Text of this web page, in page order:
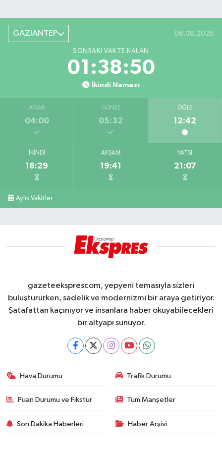
GAZİANTEP 06.08.2026
SONRAKI VAKTE KALAN
01:38:49
İkindi Namazı
İMSAK
04:00
GÜNEŞ
05:32
ÖĞLE
12:42
İKINDI
16:29
AKŞAM
19:41
YATSI
21:07
Aylık Vakitler
gazeteeksprescom, yepyeni temasıyla sizleri
buluştururken, sadelik ve modernizmi bir araya getiriyor.
Şatafattan kaçınıyor ve insanlara haber okuyabilecekleri
bir altyapı sunuyor.
Hava Durumu Trafik Durumu
Puan Durumu ve Fikstür Tüm Manşetler
Son Dakika Haberleri Haber Arşivi